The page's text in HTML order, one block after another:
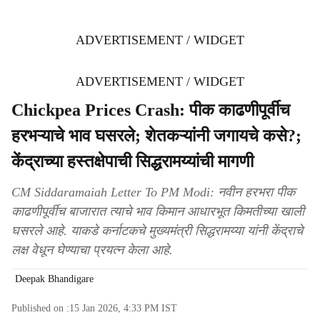
ADVERTISEMENT / WIDGET
ADVERTISEMENT / WIDGET
Chickpea Prices Crash: पीक काढणीपूर्वीच
हरभऱ्याचे भाव घसरले; शेतकऱ्यांनी जगायचे कसे?;
केंद्राच्या हस्तक्षेपाची सिद्धरामय्यांची मागणी
CM Siddaramaiah Letter To PM Modi: नवीन हरभरा पीक
काढणीपूर्वीच बाजारात त्याचे भाव किमान आधारभूत किमतीच्या खाली
घसरले आहे. याकडे कर्नाटकचे मुख्यमंत्री सिद्धरामय्या यांनी केंद्राचे
लक्ष वेधून घेण्याचा प्रयत्न केला आहे.
Deepak Bhandigare
Published on :15 Jan 2026, 4:33 PM IST